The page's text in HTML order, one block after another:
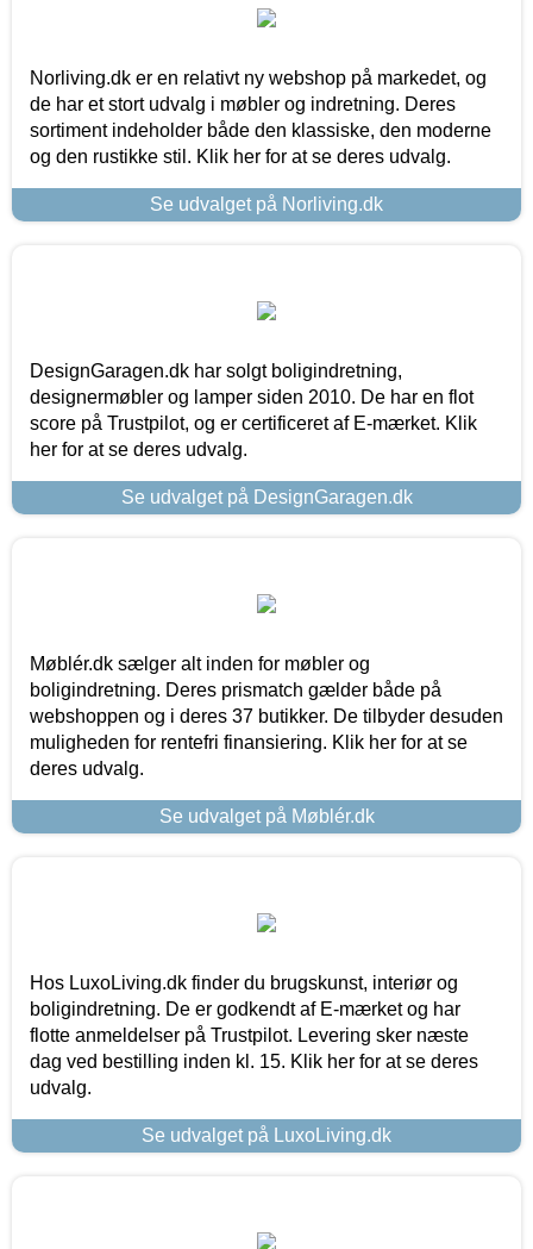
Norliving.dk er en relativt ny webshop på markedet, og
de har et stort udvalg i møbler og indretning. Deres
sortiment indeholder både den klassiske, den moderne
og den rustikke stil. Klik her for at se deres udvalg.
Se udvalget på Norliving.dk
DesignGaragen.dk har solgt boligindretning,
designermøbler og lamper siden 2010. De har en flot
score på Trustpilot, og er certificeret af E-mærket. Klik
her for at se deres udvalg.
Se udvalget på DesignGaragen.dk
Møblér.dk sælger alt inden for møbler og
boligindretning. Deres prismatch gælder både på
webshoppen og i deres 37 butikker. De tilbyder desuden
muligheden for rentefri finansiering. Klik her for at se
deres udvalg.
Se udvalget på Møblér.dk
Hos LuxoLiving.dk finder du brugskunst, interiør og
boligindretning. De er godkendt af E-mærket og har
flotte anmeldelser på Trustpilot. Levering sker næste
dag ved bestilling inden kl. 15. Klik her for at se deres
udvalg.
Se udvalget på LuxoLiving.dk